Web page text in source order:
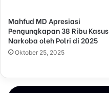
Mahfud MD Apresiasi
Pengungkapan 38 Ribu Kasus
Narkoba oleh Polri di 2025
Oktober 25, 2025